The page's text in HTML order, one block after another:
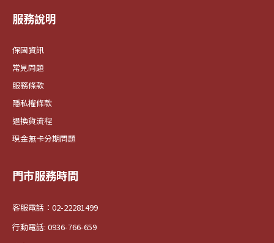
服務說明
保固資訊
常見問題
服務條款
隱私權條款
退換貨流程
現金無卡分期問題
門市服務時間
客服電話：02-22281499
行動電話: 0936-766-659